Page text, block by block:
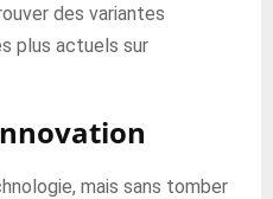
des variantes
plus actuels sur
mais sans tomber